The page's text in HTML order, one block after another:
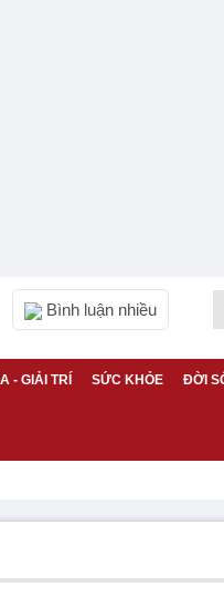
Bình luận nhiều
- GIẢI TRÍ SỨC KHỎE ĐỜI